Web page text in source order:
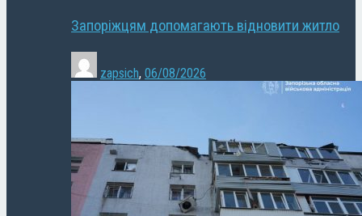
Запоріжцям допомагають відновити житло
zapsich, 06/08/2026